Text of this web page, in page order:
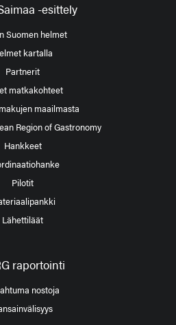
-esittely
Suomen helmet
kartalla
Partnerit
matkakohteet
maailmasta
Region of Gastronomy
Hankkeet
Pilotit
Lähettiläät
raportointi
nostoja